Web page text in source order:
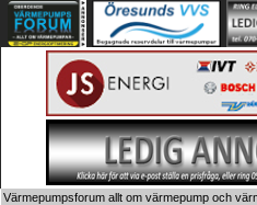
Värmepumpsforum allt om värmepump och